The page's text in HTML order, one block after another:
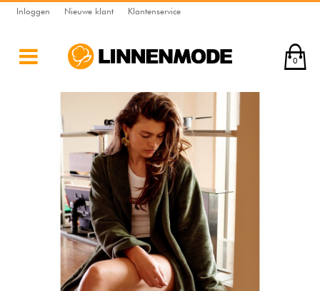
Inloggen Nieuwe klant Klantenservice
0